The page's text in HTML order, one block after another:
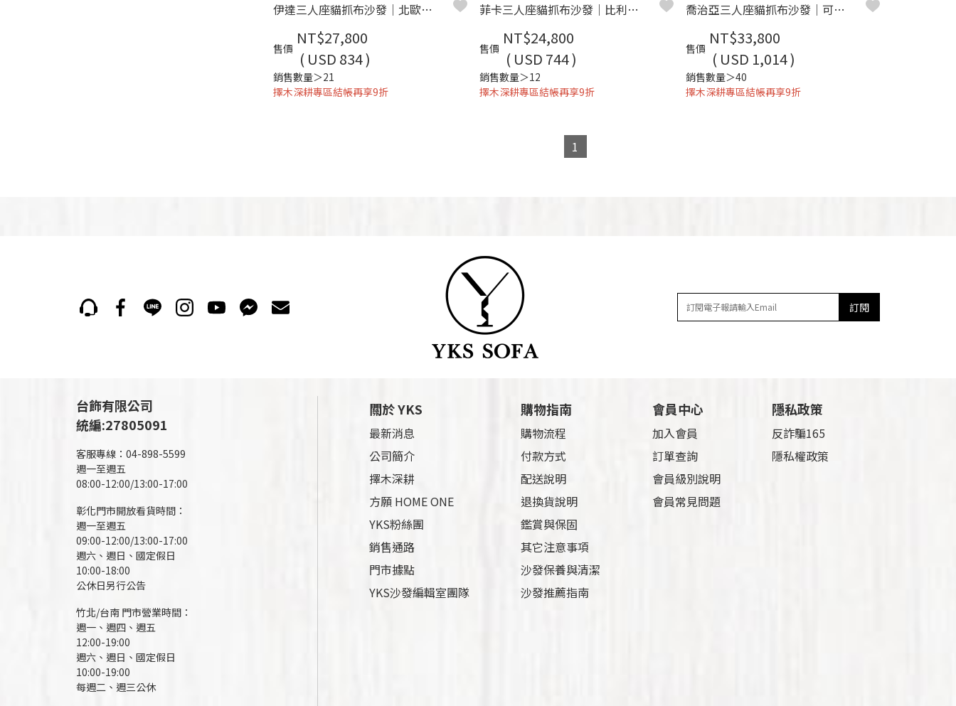
伊達三人座貓抓布沙發｜北歐輕絨貓抓布 × SGS耐磨防潑水 × 高回彈坐墊 – 擇木深耕
售價
NT$27,800
( USD 834 )
銷售數量＞21
擇木深耕專區結帳再享9折
菲卡三人座貓抓布沙發｜比利時貓抓布 × 耐磨防潑水 × 可拆洗布套 × 高回彈坐墊 – 擇木深耕
售價
NT$24,800
( USD 744 )
銷售數量＞12
擇木深耕專區結帳再享9折
喬治亞三人座貓抓布沙發｜可調椅背 × 深座設計 × 防潑水耐磨 × SGS貓抓布–擇木深耕
售價
NT$33,800
( USD 1,014 )
銷售數量＞40
擇木深耕專區結帳再享9折
1
訂閱
台飾有限公司
統編:27805091
客服專線：04-898-5599
週一至週五
08:00-12:00/13:00-17:00
彰化門市開放看貨時間：
週一至週五
09:00-12:00/13:00-17:00
週六、週日、國定假日
10:00-18:00
公休日另行公告
竹北/台南 門市營業時間：
週一、週四、週五
12:00-19:00
週六、週日、國定假日
10:00-19:00
每週二、週三公休
關於 YKS
最新消息
公司簡介
擇木深耕
方願 HOME ONE
YKS粉絲團
銷售通路
門市據點
YKS沙發編輯室團隊
購物指南
購物流程
付款方式
配送說明
退換貨說明
鑑賞與保固
其它注意事項
沙發保養與清潔
沙發推薦指南
會員中心
加入會員
訂單查詢
會員級別說明
會員常見問題
隱私政策
反詐騙165
隱私權政策